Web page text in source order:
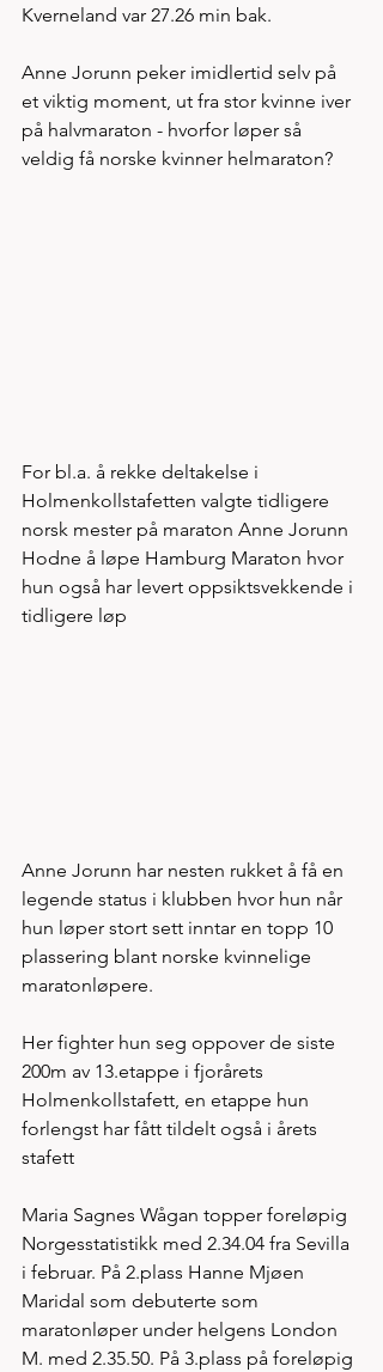
Kverneland var 27.26 min bak.
Anne Jorunn peker imidlertid selv på
et viktig moment, ut fra stor kvinne iver
på halvmaraton - hvorfor løper så
veldig få norske kvinner helmaraton?
For bl.a. å rekke deltakelse i
Holmenkollstafetten valgte tidligere
norsk mester på maraton Anne Jorunn
Hodne å løpe Hamburg Maraton hvor
hun også har levert oppsiktsvekkende i
tidligere løp
Anne Jorunn har nesten rukket å få en
legende status i klubben hvor hun når
hun løper stort sett inntar en topp 10
plassering blant norske kvinnelige
maratonløpere.
Her fighter hun seg oppover de siste
200m av 13.etappe i fjorårets
Holmenkollstafett, en etappe hun
forlengst har fått tildelt også i årets
stafett
Maria Sagnes Wågan topper foreløpig
Norgesstatistikk med 2.34.04 fra Sevilla
i februar. På 2.plass Hanne Mjøen
Maridal som debuterte som
maratonløper under helgens London
M. med 2.35.50. På 3.plass på foreløpig